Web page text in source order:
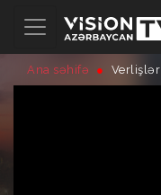
Ana səhifə Verlişlər